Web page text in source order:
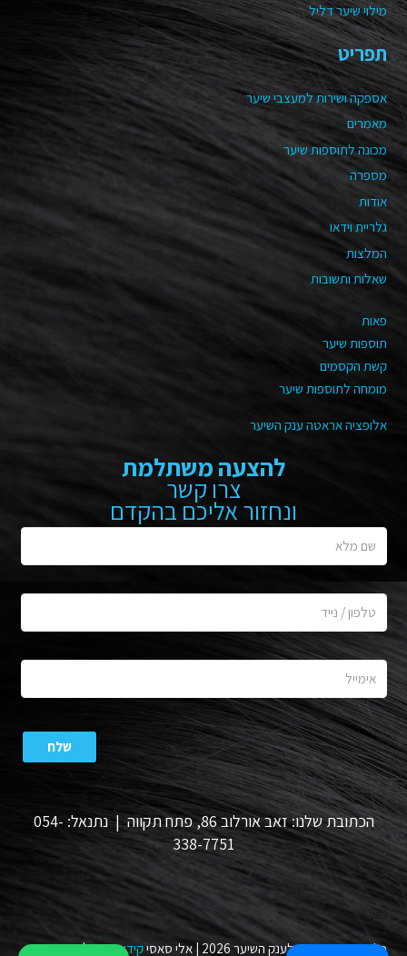
מילוי שיער דליל
תפריט
אספקה ושירות למעצבי שיער
מאמרים
מכונה לתוספות שיער
מספרה
אודות
גלריית וידאו
המלצות
שאלות ותשובות
פאות
תוספות שיער
קשת הקסמים
מומחה לתוספות שיער
אלופציה אראטה ענק השיער
להצעה משתלמת
צרו קשר
ונחזור אליכם בהקדם
הכתובת שלנו: זאב אורלוב 86, פתח תקווה | נתנאל: 054-
338-7751
תקנון
כל הזכויות שמורות לענק השיער 2026 | אלי סאסי קידוםואפיון|מעצב גרפי